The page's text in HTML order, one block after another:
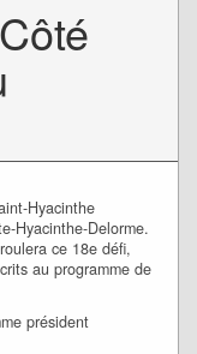
o
Hyacinthe
Hyacinthe-Delorme.
ce 18e défi,
au programme de
président